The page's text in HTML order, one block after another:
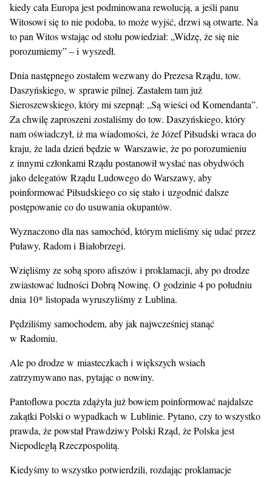
kiedy cała Europa jest podminowana rewolucją, a jeśli panu
Witosowi się to nie podoba, to może wyjść, drzwi są otwarte. Na
to pan Witos wstając od stołu powiedział: „Widzę, że się nie
porozumiemy” – i wyszedł.
Dnia następnego zostałem wezwany do Prezesa Rządu, tow.
Daszyńskiego, w sprawie pilnej. Zastałem tam już
Sieroszewskiego, który mi szepnął: „Są wieści od Komendanta”.
Za chwilę zaproszeni zostaliśmy do tow. Daszyńskiego, który
nam oświadczył, iż ma wiadomości, że Józef Piłsudski wraca do
kraju, że lada dzień będzie w Warszawie, że po porozumieniu
z innymi członkami Rządu postanowił wysłać nas obydwóch
jako delegatów Rządu Ludowego do Warszawy, aby
poinformować Piłsudskiego co się stało i uzgodnić dalsze
postępowanie co do usuwania okupantów.
Wyznaczono dla nas samochód, którym mieliśmy się udać przez
Puławy, Radom i Białobrzegi.
Wzięliśmy ze sobą sporo afiszów i proklamacji, aby po drodze
zwiastować ludności Dobrą Nowinę. O godzinie 4 po południu
dnia 10* listopada wyruszyliśmy z Lublina.
Pędziliśmy samochodem, aby jak najwcześniej stanąć
w Radomiu.
Ale po drodze w miasteczkach i większych wsiach
zatrzymywano nas, pytając o nowiny.
Pantoflowa poczta zdążyła już bowiem poinformować najdalsze
zakątki Polski o wypadkach w Lublinie. Pytano, czy to wszystko
prawda, że powstał Prawdziwy Polski Rząd, że Polska jest
Niepodległą Rzeczpospolitą.
Kiedyśmy to wszystko potwierdzili, rozdając proklamacje